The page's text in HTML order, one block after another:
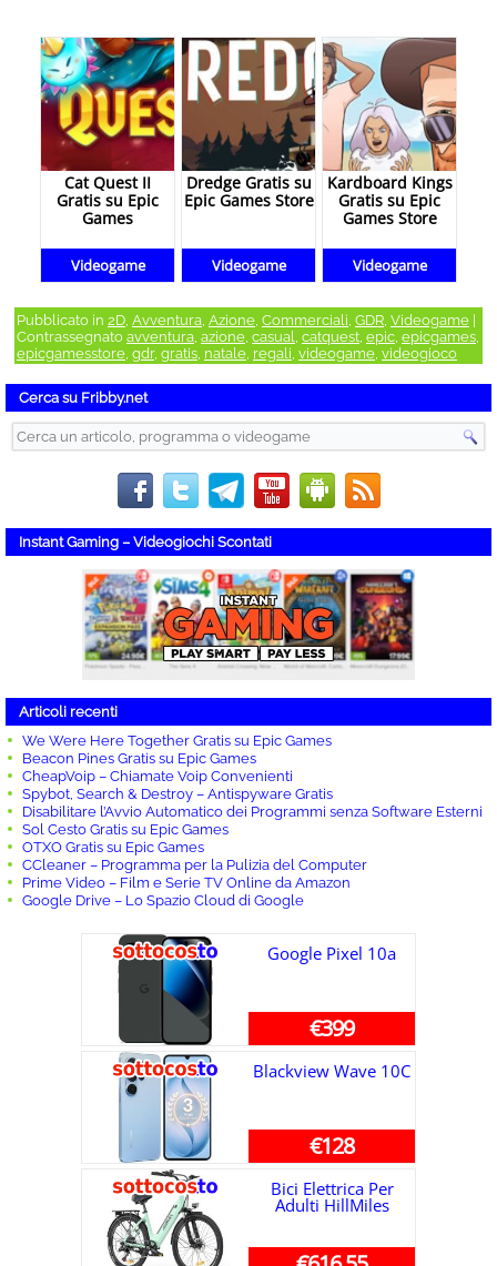
Cat Quest II
Gratis su Epic
Games
Videogame
Dredge Gratis su
Epic Games Store
Videogame
Kardboard Kings
Gratis su Epic
Games Store
Videogame
Pubblicato in 2D Avventura Azione Commerciali GDR Videogame
Contrassegnato avventura azione casual catquest epic epicgames
epicgamesstore gdr, gratis natale regali videogame videogioco
Cerca su Fribby.net
Instant Gaming – Videogiochi Scontati
Articoli recenti
We Were Here Together Gratis su Epic Games
Beacon Pines Gratis su Epic Games
CheapVoip – Chiamate Voip Convenienti
Spybot, Search & Destroy – Antispyware Gratis
Disabilitare l’Avvio Automatico dei Programmi senza Software Esterni
Sol Cesto Gratis su Epic Games
OTXO Gratis su Epic Games
CCleaner – Programma per la Pulizia del Computer
Prime Video – Film e Serie TV Online da Amazon
Google Drive – Lo Spazio Cloud di Google
Google Pixel 10a
€399
Blackview Wave 10C
€128
Bici Elettrica Per
Adulti HillMiles